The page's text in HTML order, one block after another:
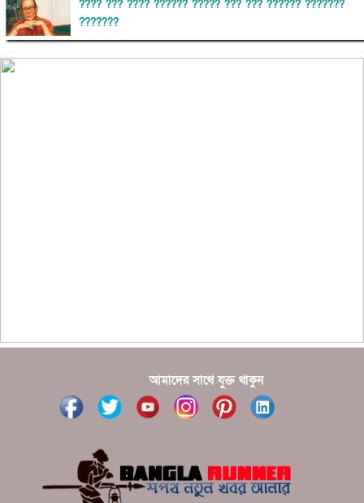
???? ??? ???? ?????? ????? ??? ??? ?????? ???????
???????
?????? ????? ?????? ???? ???? ?????
আমাদের সাথে যুক্ত থাকুন